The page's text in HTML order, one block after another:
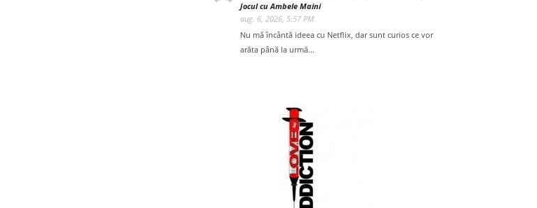
Jocul cu Ambele Maini
aug. 6, 2026, 5:57 PM
Nu mă încântă ideea cu Netflix, dar sunt curios ce vor
arăta până la urmă...